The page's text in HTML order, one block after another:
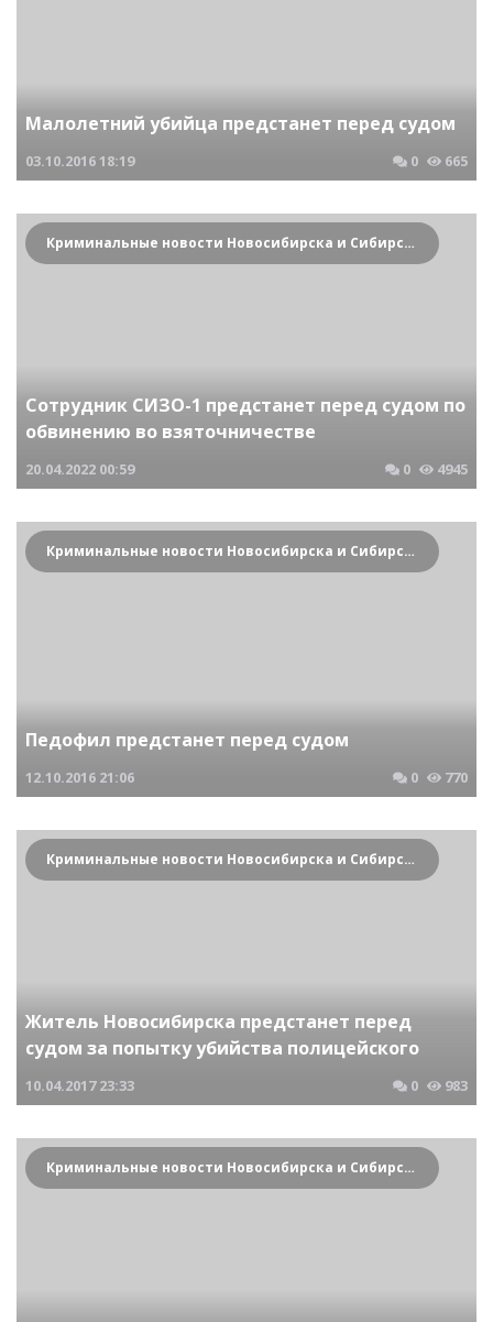
Малолетний убийца предстанет перед судом
03.10.201618:19 0 665
Криминальные новости Новосибирска и Сибирского региона
Сотрудник СИЗО-1 предстанет перед судом по
обвинению во взяточничестве
20.04.2022 00:59 0 4945
Криминальные новости Новосибирска и Сибирского региона
Педофил предстанет перед судом
12.10.2016 21:06 0 770
Криминальные новости Новосибирска и Сибирского региона
Житель Новосибирска предстанет перед
судом за попытку убийства полицейского
10.04.2017 23:33 0 983
Криминальные новости Новосибирска и Сибирского региона